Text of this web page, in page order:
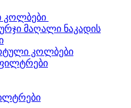
კოლბები
მაღალი ნაკადის
კოლბები